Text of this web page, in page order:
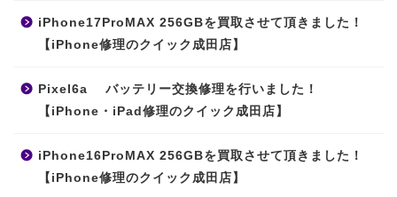
iPhone17ProMAX 256GBを買取させて頂きました！
【iPhone修理のクイック成田店】
Pixel6a バッテリー交換修理を行いました！
【iPhone・iPad修理のクイック成田店】
iPhone16ProMAX 256GBを買取させて頂きました！
【iPhone修理のクイック成田店】